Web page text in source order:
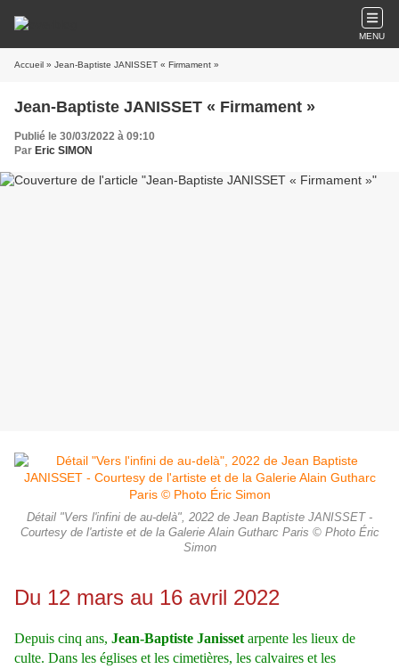
MENU
Accueil » Jean-Baptiste JANISSET « Firmament »
Jean-Baptiste JANISSET « Firmament »
Publié le 30/03/2022 à 09:10
Par Eric SIMON
Détail "Vers l'infini de au-delà", 2022 de Jean Baptiste JANISSET -
Courtesy de l'artiste et de la Galerie Alain Gutharc Paris © Photo Éric
Simon
Du 12 mars au 16 avril 2022
Depuis cinq ans, Jean-Baptiste Janisset arpente les lieux de
culte. Dans les églises et les cimetières, les calvaires et les